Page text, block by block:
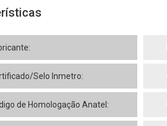
Selo Inmetro:
de Homologação Anatel: